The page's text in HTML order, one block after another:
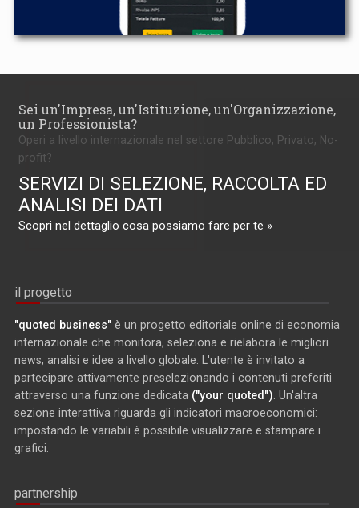
Sei un'Impresa, un'Istituzione, un'Organizzazione,
un Professionista?
Operi a livello internazionale nel settore Pubblico, Privato, No-
profit?
SERVIZI DI SELEZIONE, RACCOLTA ED
ANALISI DEI DATI
Scopri nel dettaglio cosa possiamo fare per te »
il progetto
"quoted business" è un progetto editoriale online di economia
internazionale che monitora, seleziona e rielabora le migliori
news, analisi e idee a livello globale. L'utente è invitato a
partecipare attivamente preselezionando i contenuti preferiti
attraverso una funzione dedicata ("your quoted") . Un'altra
sezione interattiva riguarda gli indicatori macroeconomici:
impostando le variabili è possibile visualizzare e stampare i
grafici.
partnership